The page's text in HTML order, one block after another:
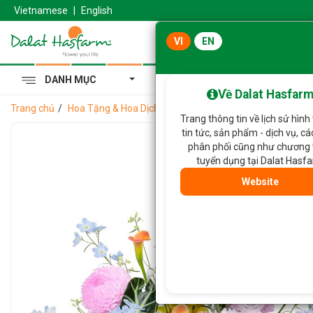
Vietnamese English
DANH MỤC
Trang chủ Hoa Tặng & Hoa Dịch Vụ
VI EN
Về Dalat Hasfarm
Trang thông tin về lịch sử hình
tin tức, sản phẩm - dịch vụ,
phân phối cũng như chương
tuyển dụng tại Dalat
Website